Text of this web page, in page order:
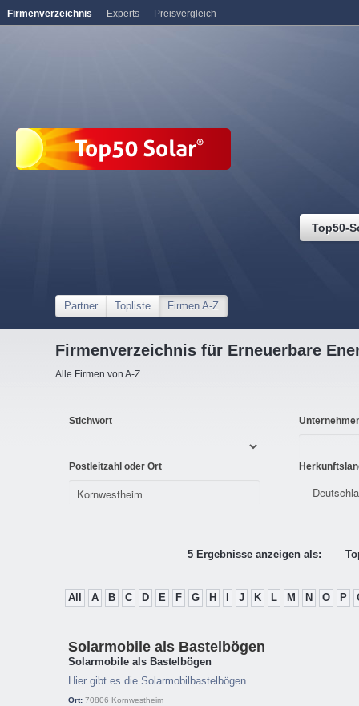
Top50-
Partner Topliste Firmen A-Z
Firmenverzeichnis für Erneuerbare
Alle Firmen von A-Z
Stichwort
Postleitzahl oder Ort
5 Ergebnisse anzeigen als:
All A B C D E F G H J K L M N O P
Solarmobile als Bastelbögen
Solarmobile als Bastelbögen
Hier gibt es die Solarmobilbastelbögen
Ort: 70806 Kornwestheim
Firmenverzeichnis Experts Preisvergleich